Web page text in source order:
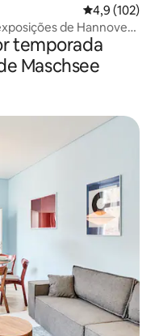
4,9 de uma
4,9 (102)
de Hannover
temporada
Maschsee